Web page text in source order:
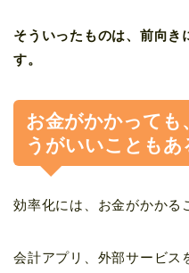
そういったものは、前向き
す。
お金がかかっても
うがいいこともあ
効率化には、お金がかかる
会計アプリ、外部サービス